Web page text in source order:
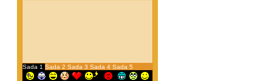
Sada 1 Sada 2 Sada 3 Sada 4 Sada 5